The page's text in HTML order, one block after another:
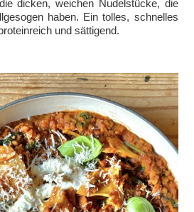
dicken, weichen Nudelstücke, die
haben. Ein tolles, schnelles
und sättigend.